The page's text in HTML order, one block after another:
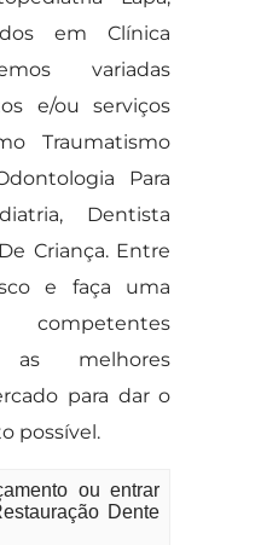
em Clínica
variadas
e/ou serviços
Traumatismo
Para
Dentista
Criança. Entre
e faça uma
competentes
as melhores
para dar o
possível.
ou entrar
Dente